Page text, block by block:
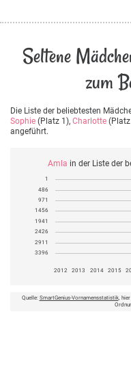
Seltene
zum
Die Liste der beliebtesten
Sophie (Platz 1), Charlotte (Platz
angeführt.
Amla in der Liste der
1
486
971
1456
1941
2426
2911
3396
2012 2013 2014 2015
Quelle: SmartGenius-Vornamensstatistik, hier